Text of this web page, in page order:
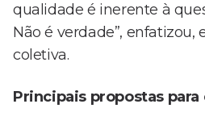
qualidade é inerente à
Não é verdade”, enfatizou,
coletiva.
Principais propostas para